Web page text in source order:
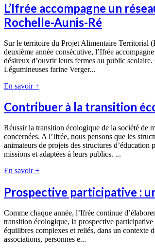
L’Ifrée accompagne un
Rochelle-Aunis-Ré
Sur le territoire du Projet Alimentaire Territorial
deuxième année consécutive, l’Ifrée
désireux d’ouvrir leurs fermes au public
Légumineuses farine Verger...
En savoir +
Contribuer à la transition
Réussir la transition écologique de la société de
concernées. A l’Ifrée, nous pensons que les
animateurs de projets des structures
missions et adaptées à leurs publics. ...
En savoir +
Prospective participative :
Comme chaque année, l’Ifrée continue
transition écologique, la prospective
équilibres complexes et reliés, dans un contexte
associations, personnes e...